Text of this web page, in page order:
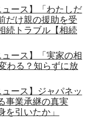
ュース】「わたしだ
だけ親の援助を受
続トラブル【相続
ュース】「実家の相
わる？知らずに放
ース】ジャパネッ
事業承継の真実
を引いたか」